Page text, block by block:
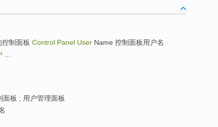
制面板 Control Panel User Name 控制面板用户名
面板 ; 用户管理面板